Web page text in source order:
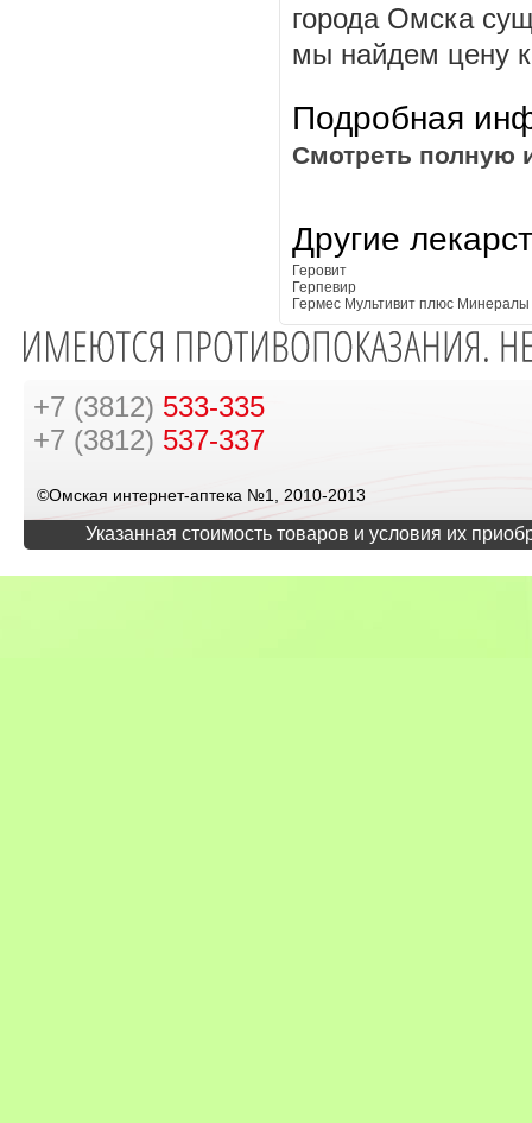
города Омска
мы найдем цену
Подробная
Смотреть полную
Другие
Геровит
Герпевир
Гермес Мультивит плюс Минералы
+7 (3812) 533-335
+7 (3812) 537-337
©Омская интернет-аптека №1, 2010-2013
Указанная стоимость товаров и условия их